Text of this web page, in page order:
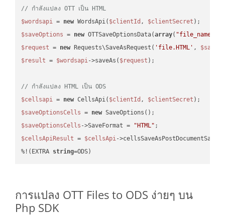
// กำลังแปลง OTT เป็น HTML
$wordsapi = new WordsApi( $clientId , $clientSecret
$saveOptions = new OTTSaveOptionsData(array( "file_name"
$request = new Requests\SaveAsRequest( 'file.HTML' ,
$result = $wordsapi->saveAs( $request );
// กำลังแปลง HTML เป็น ODS
$cellsapi = new CellsApi( $clientId , $clientSecret
$saveOptionsCells = new
$saveOptionsCells ->SaveFormat = "HTML"
$cellsApiResult = $cellsApi-
%!(EXTRA string=ODS)
การแปลง OTT Files to ODS ง่ายๆ บน
Php SDK